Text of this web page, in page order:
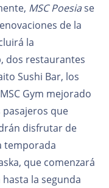
MSC Poesiase
de la
la
dos restaurantes
Sushi Bar, los
Gym mejorado
que
disfrutar de
temporada
que comenzará
la segunda